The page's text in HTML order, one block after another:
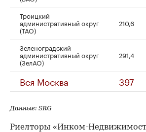
Троицкий
административный округ
(ТАО)
210,6
Зеленоградский
административный округ
(ЗелАО)
291,4
Вся Москва 397
Данные: SRG
Риелторы «Инком-